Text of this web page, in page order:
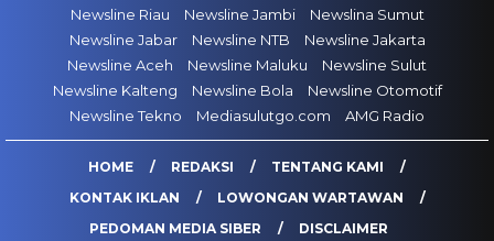
Newsline Riau
Newsline Jambi
Newslina Sumut
Newsline Jabar
Newsline NTB
Newsline Jakarta
Newsline Aceh
Newsline Maluku
Newsline Sulut
Newsline Kalteng
Newsline Bola
Newsline Otomotif
Newsline Tekno
Mediasulutgo.com AMG Radio
HOME REDAKSI
TENTANG KAMI
KONTAK IKLAN
LOWONGAN WARTAWAN
PEDOMAN MEDIA SIBER
DISCLAIMER